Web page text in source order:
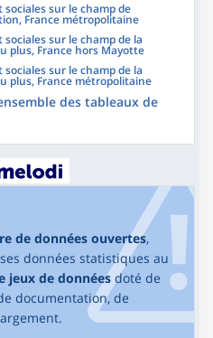
sur le champ de
France métropolitaine
sur le champ de la
plus, France hors Mayotte
sur le champ de la
plus, France métropolitaine
des tableaux de
de données ouvertes,
données statistiques au
jeux de données doté de
documentation, de